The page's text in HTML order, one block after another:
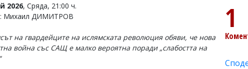
2026, Сряда, 21:00 ч.
Михаил ДИМИТРОВ
на гвардейците на ислямската революция обяви, че нова
война със САЩ е малко вероятна поради „слабостта на
1